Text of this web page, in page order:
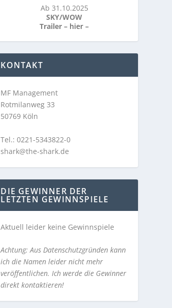
Ab 31.10.2025
SKY/WOW
Trailer – hier–
KONTAKT
MF Management
Rotmilanweg 33
50769 Köln
Tel.: 0221-5343822-0
shark@the-shark.de
DIE GEWINNER DER
LETZTEN GEWINNSPIELE
Aktuell leider keine Gewinnspiele
Achtung: Aus Datenschutzgründen kann
ich die Namen leider nicht mehr
veröffentlichen. Ich werde die Gewinner
direkt kontaktieren!